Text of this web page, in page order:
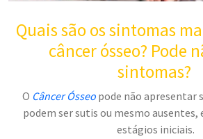
Quais são os sintomas
câncer ósseo? Pode
sintomas?
O Câncer Ósseopode não apresentar
podem ser sutis ou mesmo
estágios iniciais.